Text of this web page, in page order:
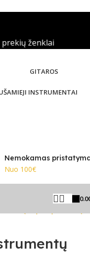
ženklai
GITAROS
INSTRUMENTAI
Nemokamas
Nuo 100€